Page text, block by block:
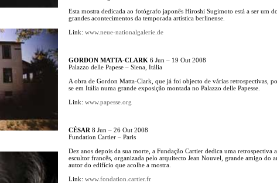
Esta mostra dedicada ao fotógrafo japonês Hiroshi Sugimoto está a ser um
grandes acontecimentos da temporada artística berlinense.
Link: www.neue-nationalgalerie.de
GORDON MATTA-CLARK 6 Jun – 19 Out 2008
Palazzo delle Papese – Siena, Itália
A obra de Gordon Matta-Clark, que já foi objecto de várias retrospectivas,
se em Itália numa grande exposição montada no Palazzo delle Papesse.
Link: www.papesse.org
CÉSAR 8 Jun – 26 Out 2008
Fundation Cartier – Paris
Dez anos depois da sua morte, a Fundação Cartier dedica uma retrospectiva
escultor francês, organizada pelo arquitecto Jean Nouvel, grande amigo do
autor do edifício que acolhe a mostra.
Link: www.fondation.cartier.fr